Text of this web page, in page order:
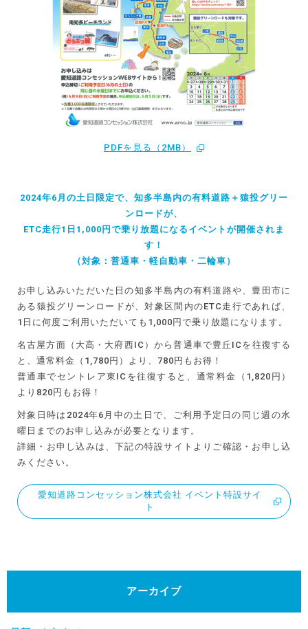
PDFを見る（2MB）
2024年6月の土日限定で、知多半島内の有料道路＋猿投グリー
ンロードが、
ETC走行1日1,000円で乗り放題になるイベントが開催されま
す！
（対象：普通車・軽自動車・二輪車）
お申し込みいただいた日の知多半島内の有料道路や、豊田市に
ある猿投グリーンロードが、対象区間内のETC走行であれば、
1日に何度ご利用いただいても1,000円で乗り放題になります。
名古屋方面（大高・大府西IC）から普通車で豊丘ICを往復する
と、通常料金（1,780円）より、780円もお得！
普通車でセントレア東ICを往復すると、通常料金（1,820円）
より820円もお得！
対象日時は2024年6月中の土日で、ご利用予定日の同じ週の水
曜日までのお申し込みが必要となります。
詳細・お申し込みは、下記の特設サイトよりご確認・お申し込
みください。
愛知道路コンセッション株式会社 イベント特設サイ
ト
アーカイブ